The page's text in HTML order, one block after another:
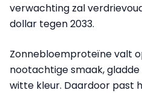
verwachting zal
dollar tegen 2033.
Zonnebloemproteïne valt
nootachtige smaak,
witte kleur. Daardoor past